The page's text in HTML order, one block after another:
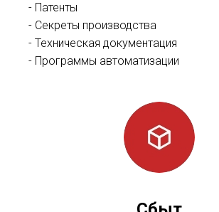
- Патенты
- Секреты производства
- Техническая документация
- Программы автоматизации